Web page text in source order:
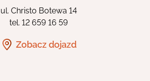
KONTAKT
ul. Christo Botewa 14
tel. 12 659 16 59
Zobacz dojazd